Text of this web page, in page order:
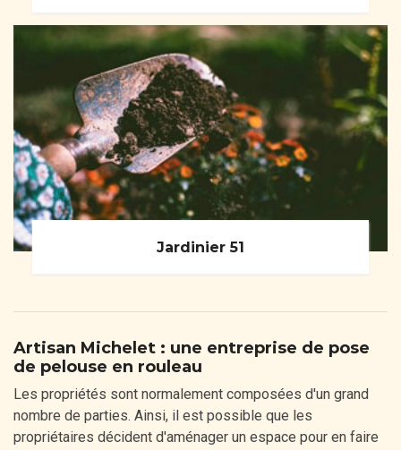
Jardinier 51
Artisan Michelet : une entreprise de pose
de pelouse en rouleau
Les propriétés sont normalement composées d'un grand
nombre de parties. Ainsi, il est possible que les
propriétaires décident d'aménager un espace pour en faire